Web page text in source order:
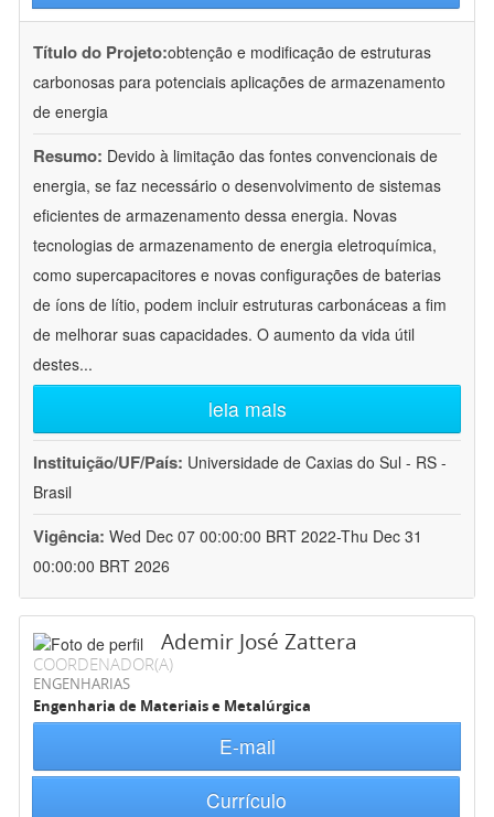
Título do Projeto:obtenção e modificação de estruturas
carbonosas para potenciais aplicações de armazenamento
de energia
Resumo: Devido à limitação das fontes convencionais de
energia, se faz necessário o desenvolvimento de sistemas
eficientes de armazenamento dessa energia. Novas
tecnologias de armazenamento de energia eletroquímica,
como supercapacitores e novas configurações de baterias
de íons de lítio, podem incluir estruturas carbonáceas a fim
de melhorar suas capacidades. O aumento da vida útil
destes...
leia mais
Instituição/UF/País: Universidade de Caxias do Sul - RS -
Brasil
Vigência: Wed Dec 07 00:00:00 BRT 2022-Thu Dec 31
00:00:00 BRT 2026
Ademir José Zattera
COORDENADOR(A)
ENGENHARIAS
Engenharia de Materiais e Metalúrgica
E-mail
Currículo